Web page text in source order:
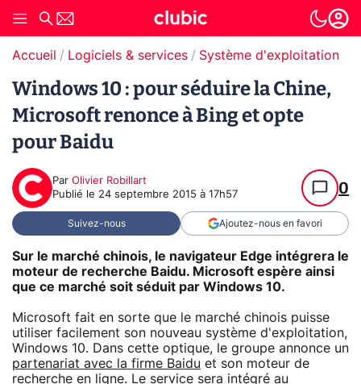
Accueil Logiciels & services Système d'exploitation
Windows 10 : pour séduire la Chine,
Microsoft renonce à Bing et opte
pour Baidu
Par Olivier Robillart
Publié le 24 septembre 2015 à 17h57 0
Suivez-nous Ajoutez-nous en favori
Sur le marché chinois, le navigateur Edge intégrera le
moteur de recherche Baidu. Microsoft espère ainsi
que ce marché soit séduit par Windows 10.
Microsoft fait en sorte que le marché chinois puisse
utiliser facilement son nouveau système d'exploitation,
Windows 10. Dans cette optique, le groupe annonce un
partenariat avec la firme Baidu et son moteur de
recherche en ligne. Le service sera intégré au